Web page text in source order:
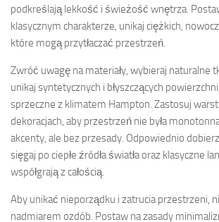
podkreślają lekkość i świeżość wnętrza.
klasycznym charakterze, unikaj ciężkich,
które mogą przytłaczać przestrzeń.
Zwróć uwagę na materiały, wybieraj naturalne
unikaj syntetycznych i błyszczących
sprzeczne z klimatem Hampton. Zastosuj
dekoracjach, aby przestrzeń nie była
akcenty, ale bez przesady. Odpowiednio
sięgaj po ciepłe źródła światła oraz klasyczne
współgrają z całością.
Aby unikać nieporządku i zatrucia przestrzeni,
nadmiarem ozdób. Postaw na zasady